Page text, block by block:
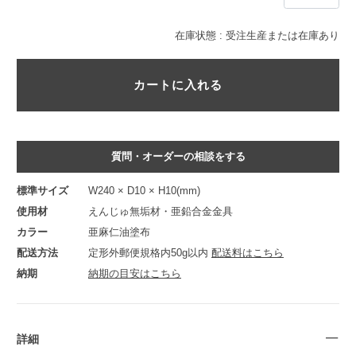
在庫状態 : 受注生産または在庫あり
質問・オーダーの相談をする
標準サイズ
W240 × D10 × H10(mm)
使用材
えんじゅ無垢材・亜鉛合金金具
カラー
亜麻仁油塗布
配送方法
定形外郵便規格内50g以内 配送料はこちら
納期
納期の目安はこちら
詳細